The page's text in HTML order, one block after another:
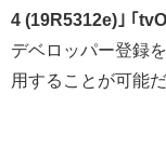
4 (19R5312e)｣ ｢
デベロッパー登録
用することが可能だ